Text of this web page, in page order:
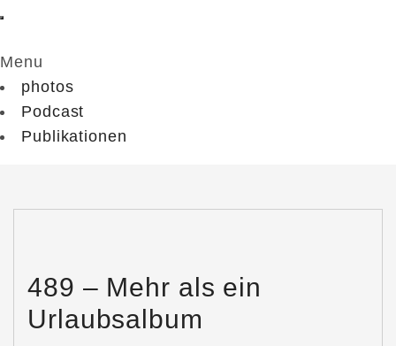
Menu
photos
Podcast
Publikationen
489 – Mehr als ein
Urlaubsalbum